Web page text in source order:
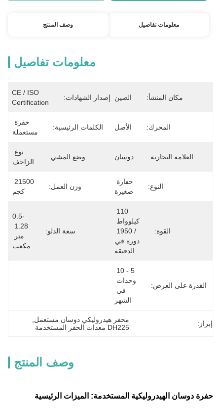
معلومات تفاصيل وصف المنتج
معلومات تفاصيل
مكان المنشأ: الصين إصدار الشهادات:
CE / ISO
Certification
المحرك: الأصل الكلمات الرئيسية:
مستعملة
العلامة التجارية: دوسان وضع المشي:
الزاحف
النوع:
صغيرة
وزن العمل:
كجم
القوة:
الدقيقة
سعة الدلو:
0.5-
مكعب
القدرة على العرض:
الشهر
إبراز: محفر هيدروليكي دوسان مستعمل
DH225 معدات الحفر المستخدمة
وصف المنتج
حفرة دوسان الهيدروليكية المستخدمة: الميزات الرئيسية